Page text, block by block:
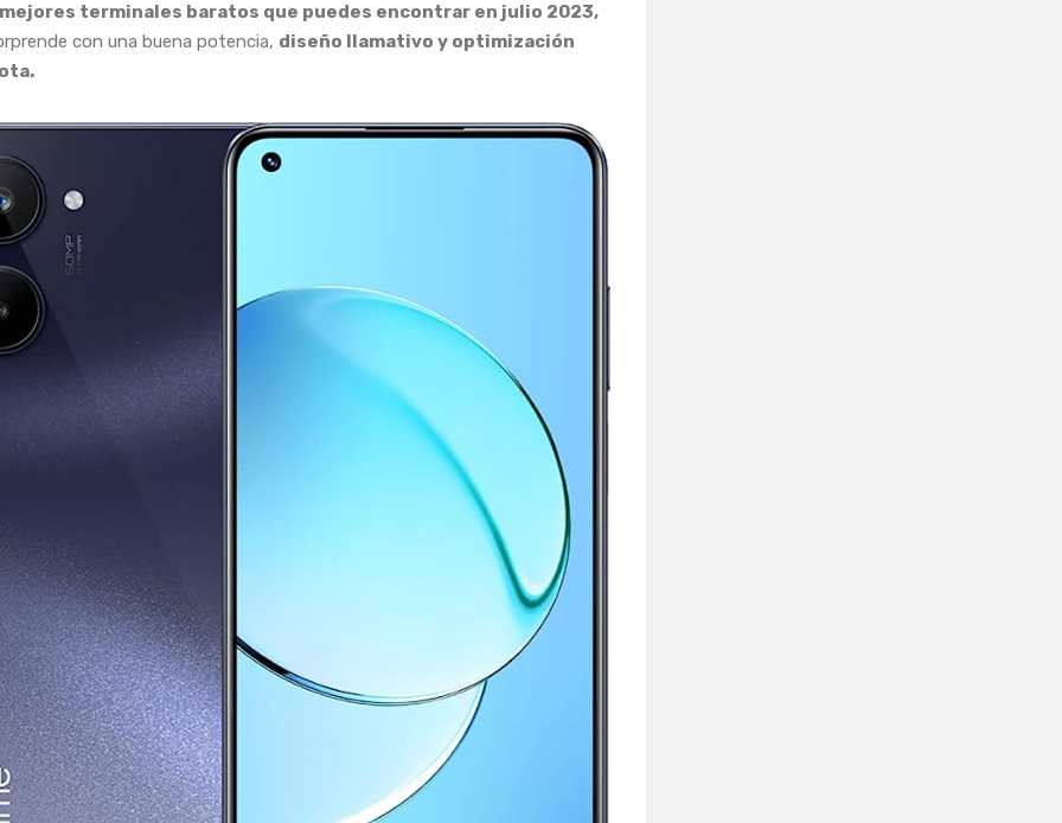
mejores terminales baratos que puedes encontrar en julio 2023,
con una buena potencia, diseño llamativo y optimización